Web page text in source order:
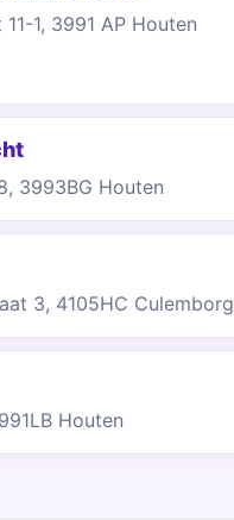
1, 3991 AP Houten
3993BG Houten
3, 4105HC Culemborg
Houten